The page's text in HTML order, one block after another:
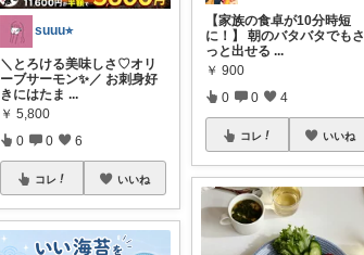
suuu⭐︎
＼とろける美味しさ♡オリ
ーブサーモン✨／ お刺身好
きにはたま ...
￥ 5,800
0 0 6
コレ いいね
【家族の食卓が10分時短
に！】 朝のバタバタでもさ
っと出せる ...
￥ 900
0 0 4
コレ いいね